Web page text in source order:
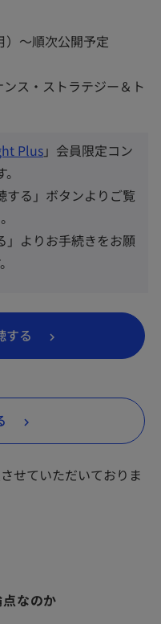
）～順次公開予定
ス・ストラテジー＆ト
Plus」会員限定コン
する」ボタンよりご覧
」よりお手続きをお願
する
し
タ
で
開
し
タ
せていただいておりま
なのか